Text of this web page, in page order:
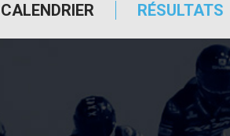
CALENDRIER RÉSULTATS